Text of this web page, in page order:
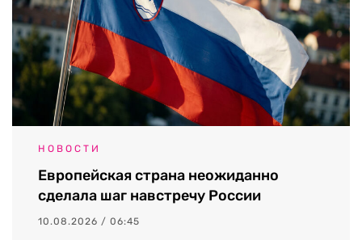
НОВОСТИ
Европейская страна неожиданно
сделала шаг навстречу России
10.08.2026 / 06:45